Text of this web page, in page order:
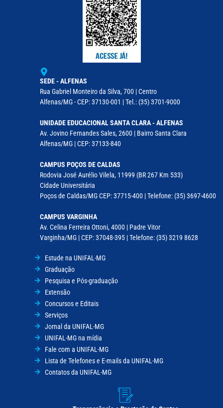
SEDE - ALFENAS
Rua Gabriel Monteiro da Silva, 700 | Centro
Alfenas/MG - CEP: 37130-001 | Tel.: (35) 3701-9000
UNIDADE EDUCACIONAL SANTA CLARA - ALFENAS
Av. Jovino Fernandes Sales, 2600 | Bairro Santa Clara
Alfenas/MG | CEP: 37133-840
CAMPUS POÇOS DE CALDAS
Rodovia José Aurélio Vilela, 11999 (BR 267 Km 533)
Cidade Universitária
Poços de Caldas/MG CEP: 37715-400 | Telefone: (35) 3697-4600
CAMPUS VARGINHA
Av. Celina Ferreira Ottoni, 4000 | Padre Vitor
Varginha/MG | CEP: 37048-395 | Telefone: (35) 3219 8628
Estude na UNIFAL-MG
Graduação
Pesquisa e Pós-graduação
Extensão
Concursos e Editais
Serviços
Jornal da UNIFAL-MG
UNIFAL-MG na mídia
Fale com a UNIFAL-MG
Lista de Telefones e E-mails da UNIFAL-MG
Contatos da UNIFAL-MG